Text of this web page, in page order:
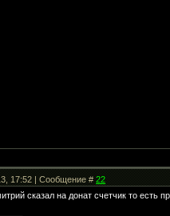
17:52 | Сообщение #22
сказал на донат счетчик то есть